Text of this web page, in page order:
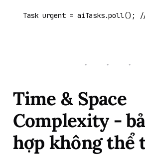
Task urgent = aiTasks.poll();
Time & Space
Complexity -
hợp không thể